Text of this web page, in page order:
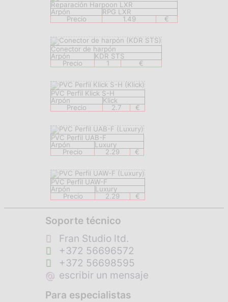
Reparación Harpoon LXR
Arpón
RPG LXR
Precio
1.49 €
Conector de harpón
Arpón
KDR STS
Precio
1 €
PVC Perfil Klick S-H
Arpón
Klick
Precio
2.7 €
PVC Perfil UAB-F
Arpón
Luxury
Precio
2.29 €
PVC Perfil UAW-F
Arpón
Luxury
Precio
2.29 €
Soporte técnico
Fran Studio ltd.
+372 56696572
+372 56698595
@ escribir un mensaje
Para especialistas